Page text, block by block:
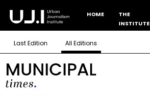
HOME
THE
INSTITUTE
Last Edition All Editions